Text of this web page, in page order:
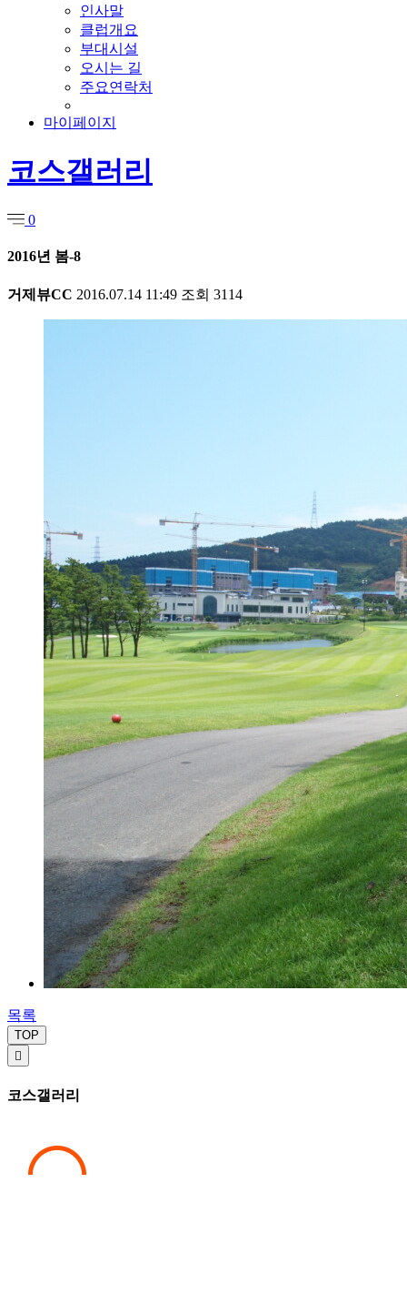
인사말
클럽개요
부대시설
오시는 길
주요연락처
마이페이지
코스갤러리
0
2016년 봄-8
거제뷰CC 2016.07.14 11:49 조회 3114
목록
TOP

코스갤러리